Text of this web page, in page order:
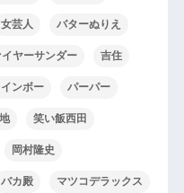
女芸人 バターぬりえ
イヤーサンダー 吉住
インボー パーパー
笑い飯西田
岡村隆史
バカ殿 マツコデラックス